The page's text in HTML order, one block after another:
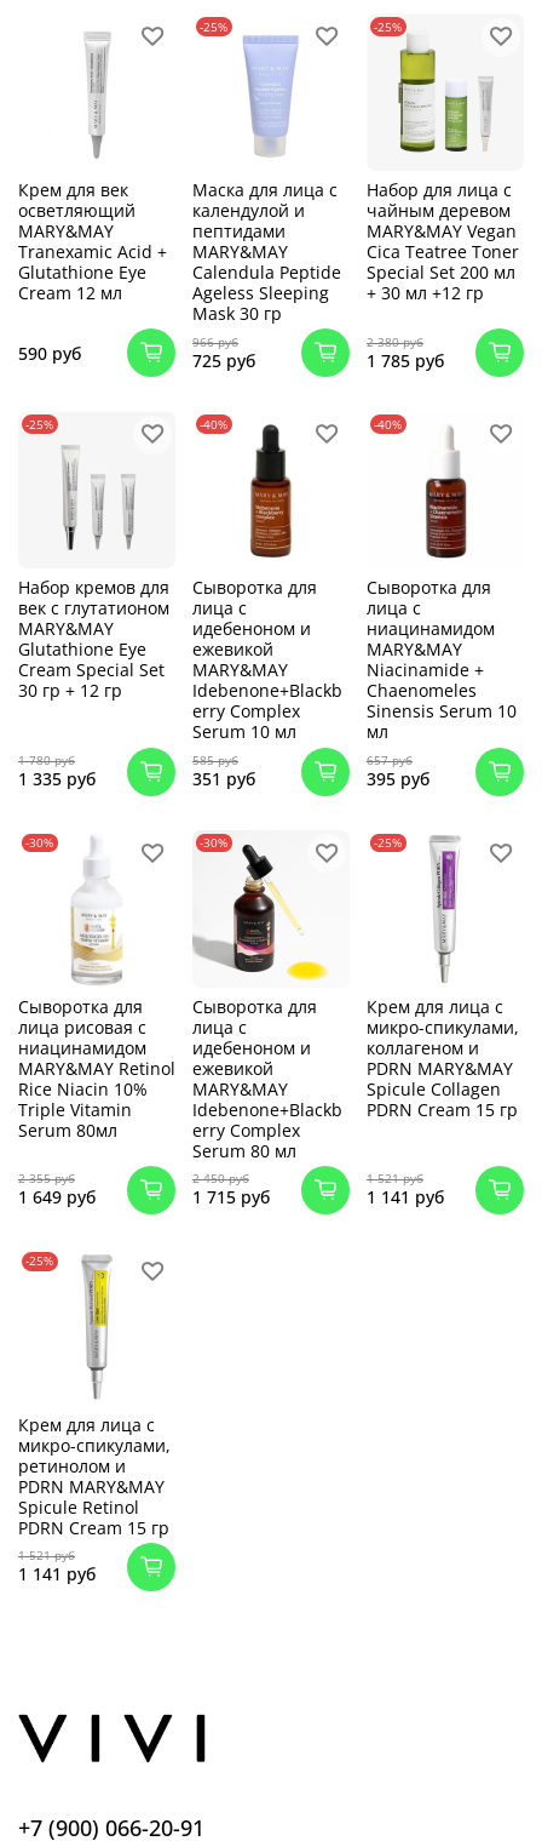
Крем для век
осветляющий
MARY&MAY
Tranexamic Acid +
Glutathione Eye
Cream 12 мл
590 руб
-25%
Маска для лица с
календулой и
пептидами
MARY&MAY
Calendula Peptide
Ageless Sleeping
Mask 30 гр
966 руб
725 руб
-25%
Набор для лица с
чайным деревом
MARY&MAY Vegan
Cica Teatree Toner
Special Set 200 мл
+ 30 мл +12 гр
2 380 руб
1 785 руб
-25%
Набор кремов для
век с глутатионом
MARY&MAY
Glutathione Eye
Cream Special Set
30 гр + 12 гр
1 780 руб
1 335 руб
-40%
Сыворотка для
лица с
идебеноном и
ежевикой
MARY&MAY
Idebenone+Blackb
erry Complex
Serum 10 мл
585 руб
351 руб
-40%
Сыворотка для
лица с
ниацинамидом
MARY&MAY
Niacinamide +
Chaenomeles
Sinensis Serum 10
мл
657 руб
395 руб
-30%
Сыворотка для
лица рисовая с
ниацинамидом
MARY&MAY Retinol
Rice Niacin 10%
Triple Vitamin
Serum 80мл
2 355 руб
1 649 руб
-30%
Сыворотка для
лица с
идебеноном и
ежевикой
MARY&MAY
Idebenone+Blackb
erry Complex
Serum 80 мл
2 450 руб
1 715 руб
-25%
Крем для лица с
микро-спикулами,
коллагеном и
PDRN MARY&MAY
Spicule Collagen
PDRN Cream 15 гр
1 521 руб
1 141 руб
-25%
Крем для лица с
микро-спикулами,
ретинолом и
PDRN MARY&MAY
Spicule Retinol
PDRN Cream 15 гр
1 521 руб
1 141 руб
+7 (900) 066-20-91